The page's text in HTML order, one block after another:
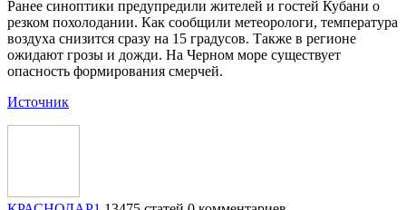
Ранее синоптики предупредили жителей и гостей Кубани о
резком похолодании. Как сообщили метеорологи, температура
воздуха снизится сразу на 15 градусов. Также в регионе
ожидают грозы и дожди. На Черном море существует
опасность формирования смерчей.
Источник